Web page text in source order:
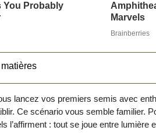
lancez vos premiers semis avec
Ce scénario vous semble familier.
l’affirment : tout se joue entre lumière